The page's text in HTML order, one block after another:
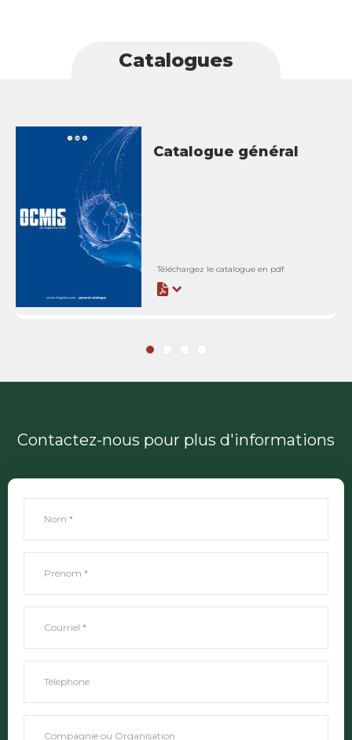
Catalogues
Catalogue général
Téléchargez le catalogue en pdf
Contactez-nous pour plus d'informations